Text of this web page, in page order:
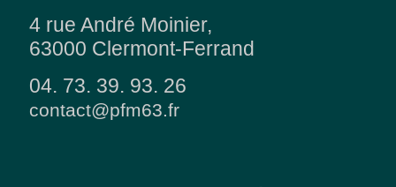
4 rue André Moinier,
63000 Clermont-Ferrand
04. 73. 39. 93. 26
contact@pfm63.fr